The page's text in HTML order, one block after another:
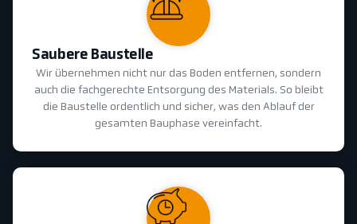
Saubere Baustelle
Wir übernehmen nicht nur das Boden entfernen, sondern
auch die fachgerechte Entsorgung des Materials. So bleibt
die Baustelle ordentlich und sicher, was den Ablauf der
gesamten Bauphase vereinfacht.